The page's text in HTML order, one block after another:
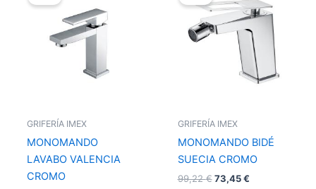
GRIFERÍA IMEX
MONOMANDO
LAVABO VALENCIA
CROMO
original
era:
87,12 €.
es:
64,49 €.
GRIFERÍA IMEX
MONOMANDO BIDÉ
SUECIA CROMO
99,22€
original
era:
99,22 €.
73,45€
actual
es:
73,45 €.